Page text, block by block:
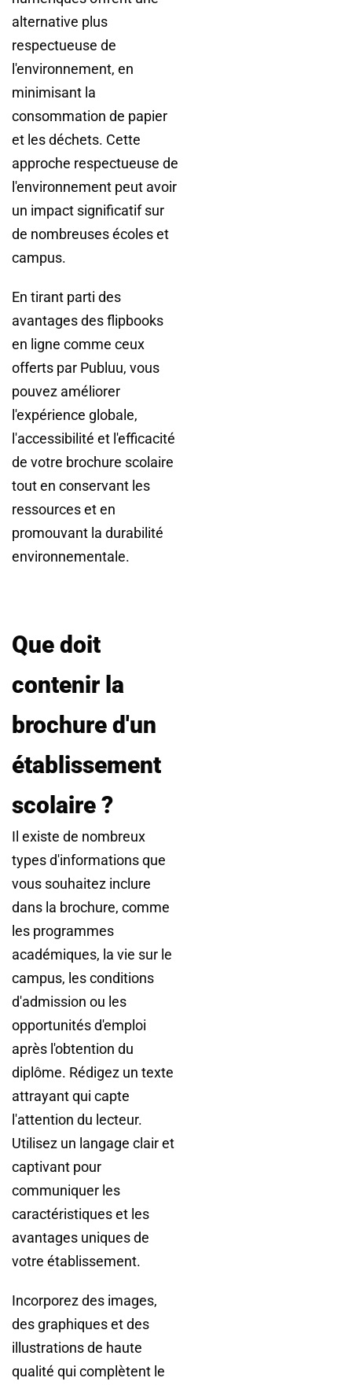
alternative plus
respectueuse de
l'environnement, en
minimisant la
consommation de papier
et les déchets. Cette
approche respectueuse de
l'environnement peut avoir
un impact significatif sur
de nombreuses écoles et
campus.
En tirant parti des
avantages des flipbooks
en ligne comme ceux
offerts par Publuu, vous
pouvez améliorer
l'expérience globale,
l'accessibilité et l'efficacité
de votre brochure scolaire
tout en conservant les
ressources et en
promouvant la durabilité
environnementale.
Que doit
contenir la
brochure d'un
établissement
scolaire ?
Il existe de nombreux
types d'informations que
vous souhaitez inclure
dans la brochure, comme
les programmes
académiques, la vie sur le
campus, les conditions
d'admission ou les
opportunités d'emploi
après l'obtention du
diplôme. Rédigez un texte
attrayant qui capte
l'attention du lecteur.
Utilisez un langage clair et
captivant pour
communiquer les
caractéristiques et les
avantages uniques de
votre établissement.
Incorporez des images,
des graphiques et des
illustrations de haute
qualité qui complètent le